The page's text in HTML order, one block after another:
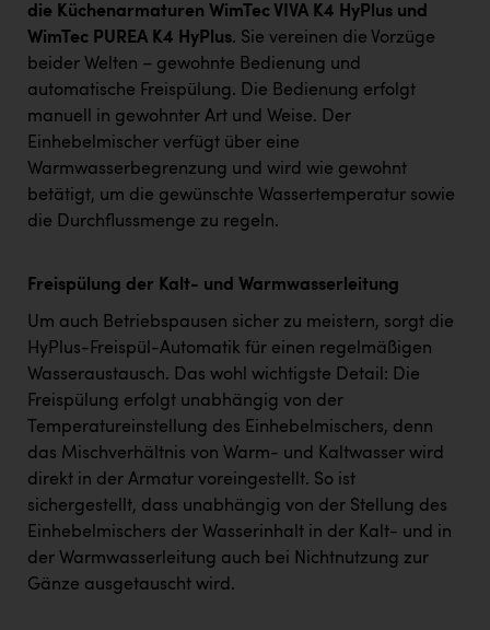
die Küchenarmaturen WimTec VIVA K4 HyPlus und
WimTec PUREA K4 HyPlus. Sie vereinen die Vorzüge
beider Welten – gewohnte Bedienung und
automatische Freispülung. Die Bedienung erfolgt
manuell in gewohnter Art und Weise. Der
Einhebelmischer verfügt über eine
Warmwasserbegrenzung und wird wie gewohnt
betätigt, um die gewünschte Wassertemperatur sowie
die Durchflussmenge zu regeln.
Freispülung der Kalt- und Warmwasserleitung
Um auch Betriebspausen sicher zu meistern, sorgt die
HyPlus-Freispül-Automatik für einen regelmäßigen
Wasseraustausch. Das wohl wichtigste Detail: Die
Freispülung erfolgt unabhängig von der
Temperatureinstellung des Einhebelmischers, denn
das Mischverhältnis von Warm- und Kaltwasser wird
direkt in der Armatur voreingestellt. So ist
sichergestellt, dass unabhängig von der Stellung des
Einhebelmischers der Wasserinhalt in der Kalt- und in
der Warmwasserleitung auch bei Nichtnutzung zur
Gänze ausgetauscht wird.